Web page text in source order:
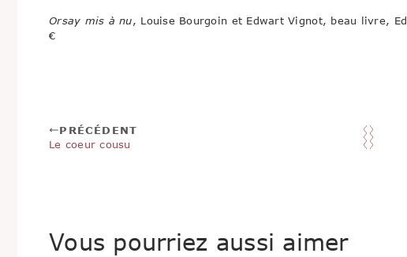
Orsay mis à nu, Louise Bourgoin et Edwart Vignot, beau livre,
€
PRÉCÉDENT
Le coeur cousu
Vous pourriez aussi aimer